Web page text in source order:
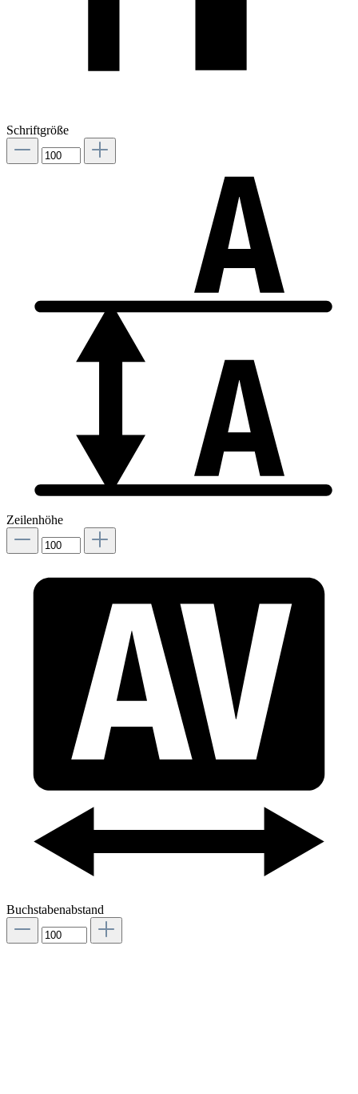
Schriftgröße
Zeilenhöhe
Buchstabenabstand